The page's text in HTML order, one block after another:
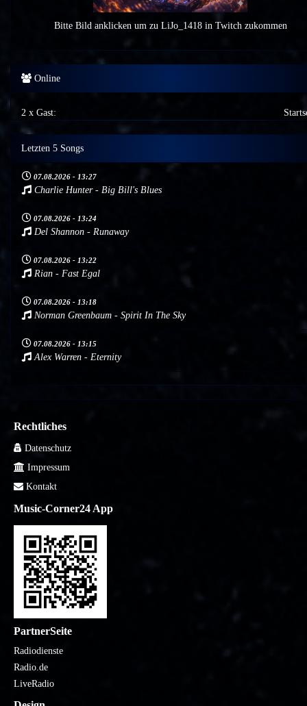
Bitte Bild anklicken um zu LiJo_1418 in Twitch zukommen
Online
2 x Gast:
Letzten 5 Songs
07.08.2026 - 13:27
Charlie Hunter - Big Bill's Blues
07.08.2026 - 13:24
Del Shannon - Runaway
07.08.2026 - 13:22
Rian - Fast Egal
07.08.2026 - 13:18
Norman Greenbaum - Spirit In The Sky
07.08.2026 - 13:15
Alex Warren - Eternity
Rechtliches
Datenschutz
Impressum
Kontakt
Music-Corner24 App
PartnerSeite
Radiodienste
Radio.de
LiveRadio